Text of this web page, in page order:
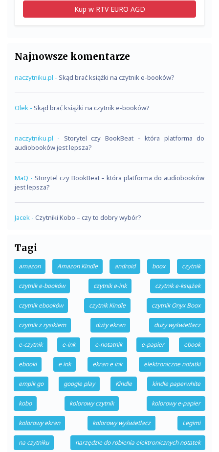
Kup w RTV EURO AGD
Najnowsze komentarze
naczytniku.pl - Skąd brać książki na czytnik e-booków?
Olek - Skąd brać książki na czytnik e-booków?
naczytniku.pl - Storytel czy BookBeat – która platforma do
audiobooków jest lepsza?
MaQ - Storytel czy BookBeat – która platforma do audiobooków
jest lepsza?
Jacek - Czytniki Kobo – czy to dobry wybór?
Tagi
amazon Amazon Kindle android boox czytnik
czytnik e-booków czytnik e-ink czytnik e-książek
czytnik ebooków czytnik Kindle czytnik Onyx Boox
czytnik z rysikiem duży ekran duży wyświetlacz
e-czytnik e-ink e-notatnik e-papier ebook
ebooki e ink ekran e ink elektroniczne notatki
empik go google play Kindle kindle paperwhite
kobo kolorowy czytnik kolorowy e-papier
kolorowy ekran kolorowy wyświetlacz Legimi
na czytniku narzędzie do robienia elektronicznych notatek